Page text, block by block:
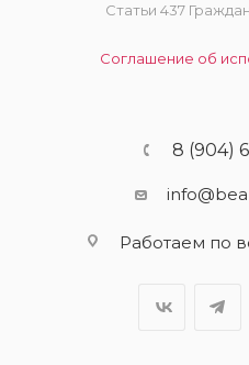
Статьи 437
Соглашение об
8 (904)
Работаем по